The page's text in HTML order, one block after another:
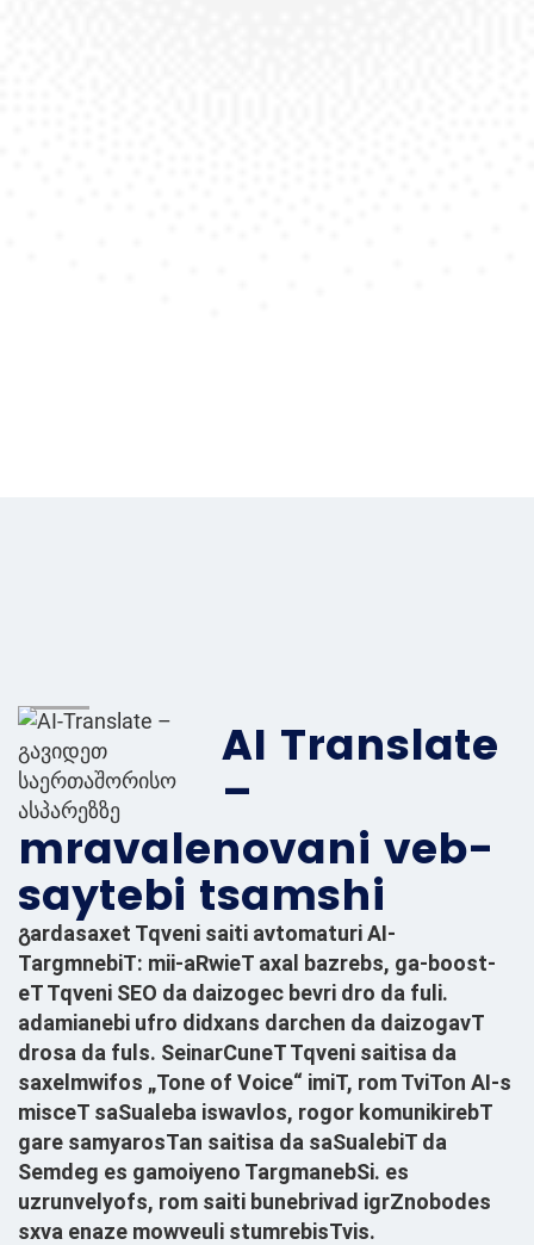
AI Translate
–
mravalenovani veb-
saytebi tsamshi
გardasaxet Tqveni saiti avtomaturi AI-
TargmnebiT: mii-aRwieT axal bazrebs, ga-boost-
eT Tqveni SEO da daizogec bevri dro da fuli.
adamianebi ufro didxans darchen da daizogavT
drosa da fuls. SeinarCuneT Tqveni saitisa da
saxelmwifos „Tone of Voice“ imiT, rom TviTon AI-s
misceT saSualeba iswavlos, rogor komunikirebT
gare samyarosTan saitisa da saSualebiT da
Semdeg es gamoiyeno TargmanebSi. es
uzrunvelyofs, rom saiti bunebrivad igrZnobodes
sxva enaze mowveuli stumrebisTvis.